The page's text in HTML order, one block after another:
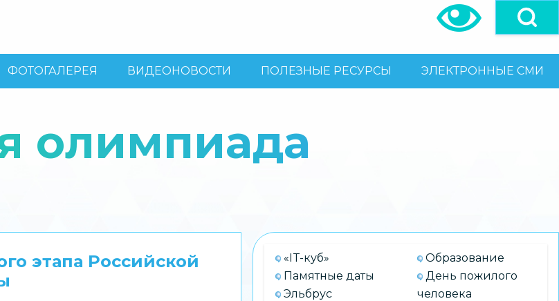
ФОТОГАЛЕРЕЯ ВИДЕОНОВОСТИ ПОЛЕЗНЫЕ РЕСУРСЫ ЭЛЕКТРОННЫЕ СМИ
олимпиада
этапа Российской
«IT-куб»
Памятные даты
Эльбрус
Образование
День пожилого
человека